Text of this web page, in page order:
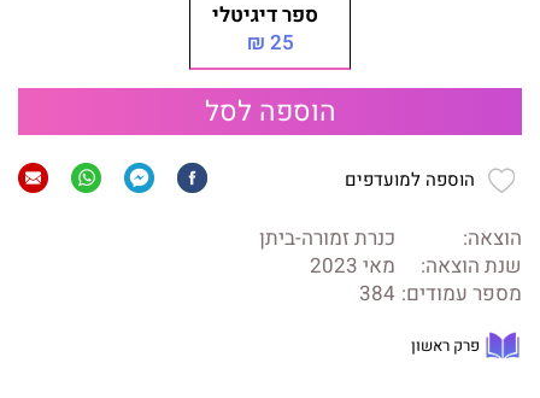
ספר דיגיטלי
25 ₪
הוספה לסל
הוספה למועדפים
הוצאה:
כנרת זמורה-ביתן
שנת הוצאה:
מאי 2023
מספר עמודים: 384
פרק ראשון